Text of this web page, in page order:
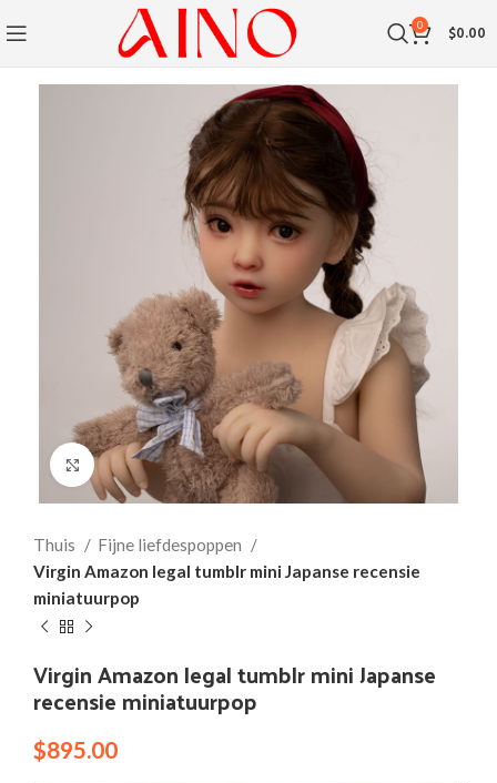
0 $0.00
Klik om te vergroten
Thuis
Fijne liefdespoppen
Virgin Amazon legal tumblr mini Japanse recensie
miniatuurpop
Virgin Amazon legal tumblr mini Japanse
recensie miniatuurpop
$895.00